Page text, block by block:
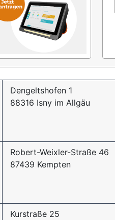
Dengeltshofen 1
88316 Isny im Allgäu
Robert-Weixler-Straße 46
87439 Kempten
Kurstraße 25